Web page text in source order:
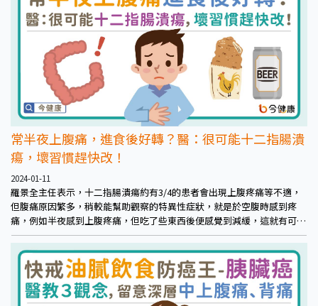
常半夜上腹痛，進食後好轉？醫：很可能十二指腸潰
瘍，壞習慣趕快改！
2024-01-11
羅景全主任表示，十二指腸潰瘍約有3/4的患者會出現上腹疼痛等不適，
但腹痛原因繁多，稍較能幫助觀察的特異性症狀，就是於空腹時感到疼
痛，例如半夜感到上腹疼痛，但吃了些東西後便感覺到減緩，這就有可能
是因為胃酸過多造成十二指腸不適、甚至潰瘍。不過許多時候也可能僅是
輕微潰瘍，沒有症狀、沒有併發症、不影響健康或生命安全，黏膜漸漸修
復後便康復。